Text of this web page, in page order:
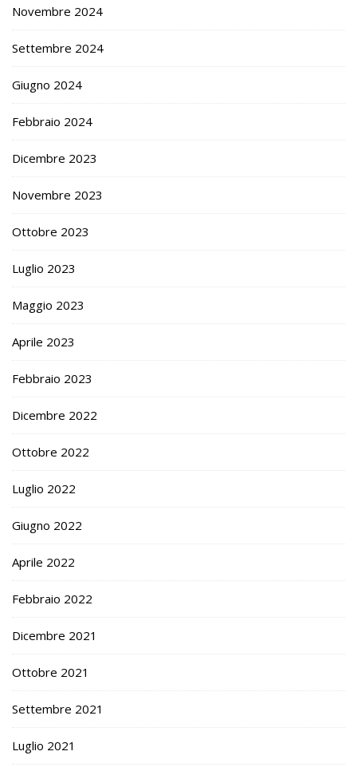
Novembre 2024
Settembre 2024
Giugno 2024
Febbraio 2024
Dicembre 2023
Novembre 2023
Ottobre 2023
Luglio 2023
Maggio 2023
Aprile 2023
Febbraio 2023
Dicembre 2022
Ottobre 2022
Luglio 2022
Giugno 2022
Aprile 2022
Febbraio 2022
Dicembre 2021
Ottobre 2021
Settembre 2021
Luglio 2021